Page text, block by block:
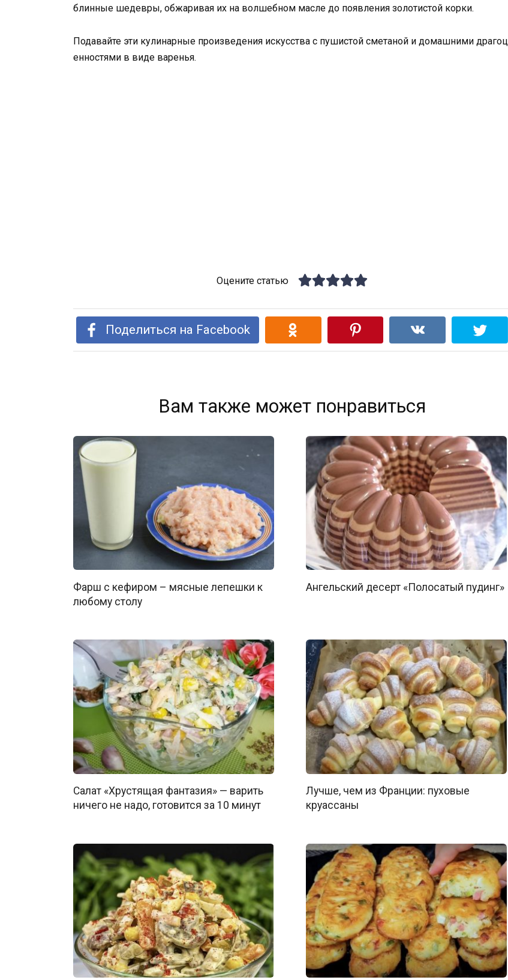
блинные шедевры, обжаривая их на волшебном масле до появления золотистой корки.
Подавайте эти кулинарные произведения искусства с пушистой сметаной и домашними драгоц
енностями в виде варенья.
Оцените статью
Поделиться на Facebook
Вам также может понравиться
Фарш с кефиром – мясные лепешки к
любому столу
Ангельский десерт «Полосатый пудинг»
Салат «Хрустящая фантазия» — варить
ничего не надо, готовится за 10 минут
Лучше, чем из Франции: пуховые
круассаны